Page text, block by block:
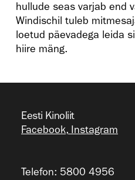
hullude seas varjab end
Windischil tuleb
loetud päevadega leida
hiire mäng.
Eesti Kinoliit
Facebook, Instagram
Telefon: 5800 4956